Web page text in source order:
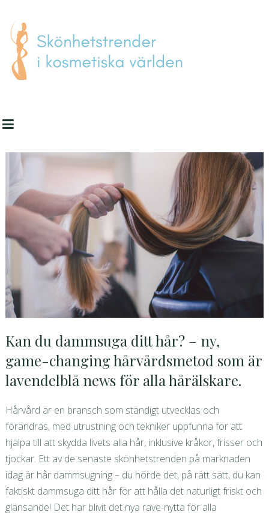
Kan du dammsuga ditt hår? – ny,
game-changing hårvårdsmetod som är
lavendelblå news för alla hårälskare.
Hårvård är en bransch som ständigt utvecklas och
förändras, med utrustning och tekniker uppfunna för att
hjälpa till att skydda livets alla hår, inklusive kråkor, frisser och
tjockar. Ett av de senaste skönhetstrenden på marknaden
idag är hår dammsugning – du hörde det, på rätt sätt, du kan
faktiskt dammsuga ditt hår för att hålla det naturligt friskt och
glänsande! Det har blivit det nya rave-nytta för alla